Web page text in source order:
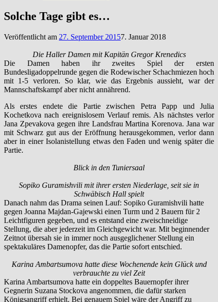
Solche Tage gibt es…
Veröffentlicht am 27. September 20157. Januar 2018
Die Haller Damen mit Kapitän Gregor Krenedics
Die Damen haben ihr zweites Spiel der ersten
Bundesligadoppelrunde gegen die Rodewischer Schachmiezen hoch
mit 1-5 verloren. So klar, wie das Ergebnis aussieht, war der
Mannschaftskampf aber nicht annährend.
Als erstes endete die Partie zwischen Petra Papp und Julia
Kochetkova nach ereignislosem Verlauf remis. Als nächstes verlor
Jana Zpevakova gegen ihre Landsfrau Martina Korenova. Jana war
mit Schwarz gut aus der Eröffnung herausgekommen, verlor dann
aber in einer Isolanistellung etwas den Faden und wenig später die
Partie.
Blick in den Tuniersaal
Sopiko Guramishvili mit ihrer ersten Niederlage, seit sie in
Schwäbisch Hall spielt
Danach nahm das Drama seinen Lauf: Sopiko Guramishvili hatte
gegen Joanna Majdan-Gajewski einen Turm und 2 Bauern für 2
Leichtfiguren gegeben, und es entstand eine zweischneidige
Stellung, die aber jederzeit im Gleichgewicht war. Mit beginnender
Zeitnot übersah sie in immer noch ausgeglichener Stellung ein
spektakuläres Damenopfer, das die Partie sofort entschied.
Karina Ambartsumova hatte diese Wochenende kein Glück und
verbrauchte zu viel Zeit
Karina Ambartsumova hatte ein doppeltes Bauernopfer ihrer
Gegnerin Suzana Stockova angenommen, die dafür starken
Königsangriff erhielt. Bei genauem Spiel wäre der Angriff zu